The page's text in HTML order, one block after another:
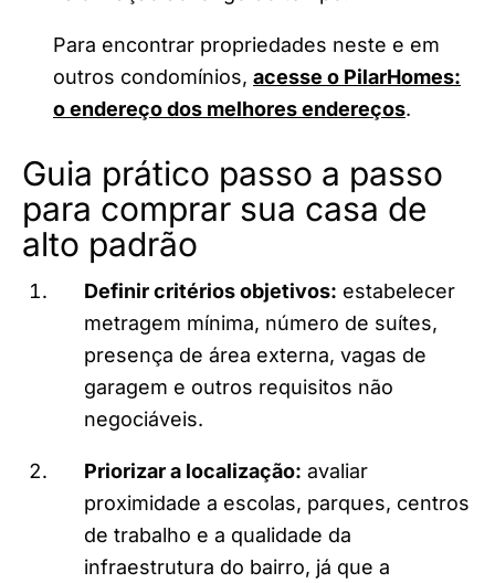
Para encontrar propriedades neste e em
outros condomínios, acesse o PilarHomes:
o endereço dos melhores endereços.
Guia prático passo a passo
para comprar sua casa de
alto padrão
Definir critérios objetivos: estabelecer
metragem mínima, número de suítes,
presença de área externa, vagas de
garagem e outros requisitos não
negociáveis.
Priorizar a localização: avaliar
proximidade a escolas, parques, centros
de trabalho e a qualidade da
infraestrutura do bairro, já que a